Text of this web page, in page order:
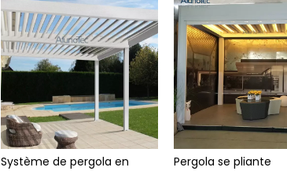
Système de pergola en
Pergola se pliante